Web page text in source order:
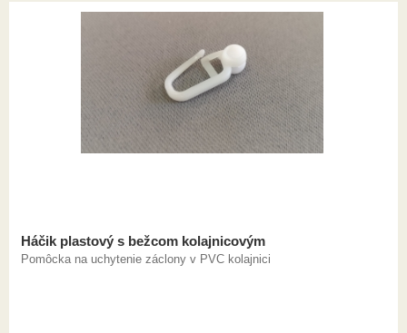
Háčik plastový s bežcom kolajnicovým
Pomôcka na uchytenie záclony v PVC kolajnici